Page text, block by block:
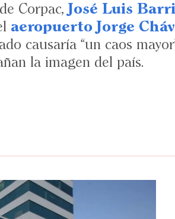
Corpac, José Luis
aeropuerto Jorge
causaría “un caos
la imagen del país.